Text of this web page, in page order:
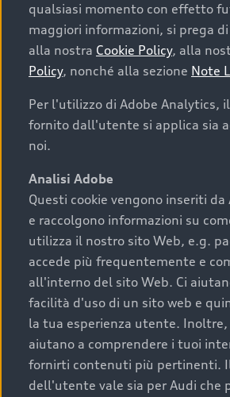
Cosa sapere prima
acquistare la tua
auto
I requisiti fondamentali da
acquistare un’auto usata, oltre al
chilometraggio: un valore
uno stato migliore del veicolo e
durata nel tempo;
cronologia dei tagliandi: una
completa della vettura certifica
costante e accurata;
condizioni della carrozzeria e
buona conservazione evidenzia
precedente proprietario;
qualsiasi momento con effetto
maggiori informazioni, si prega
alla nostra Cookie Policy, alla
Policy, nonché alla sezione Note
Per l'utilizzo di Adobe Analytics,
fornito dall'utente si applica sia
noi.
Analisi Adobe
Questi cookie vengono inseriti da
e raccolgono informazioni su
utilizza il nostro sito Web, e.g.
accede più frequentemente e
all'interno del sito Web. Ci
facilità d'uso di un sito web e
la tua esperienza utente. Inoltre,
aiutano a comprendere i tuoi
fornirti contenuti più pertinenti.
dell'utente vale sia per Audi che